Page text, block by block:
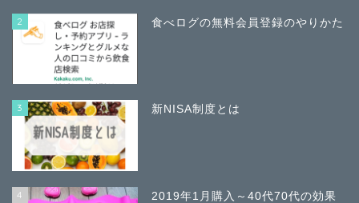
2 食べログの無料会員登録のやりかた
3 新NISA制度とは
4
2019年1月購入～40代70代の効果